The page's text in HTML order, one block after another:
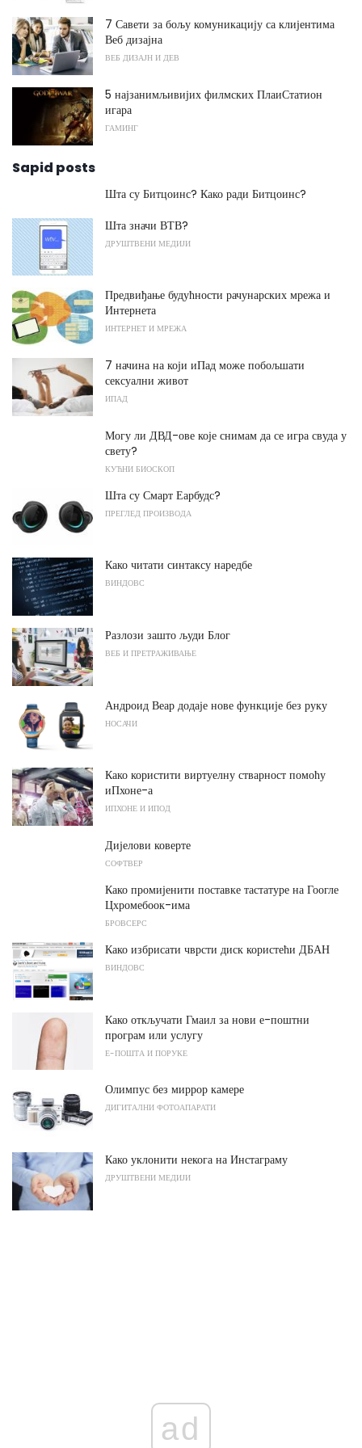
7 Савети за бољу комуникацију са клијентима
Веб дизајна
ВЕБ ДИЗАЈН И ДЕВ
5 најзанимљивијих филмских ПлаиСтатион
игара
ГАМИНГ
Sapid posts
Шта су Битцоинс? Како ради Битцоинс?
Шта значи ВТВ?
ДРУШТВЕНИ МЕДИЈИ
Предвиђање будућности рачунарских мрежа и
Интернета
ИНТЕРНЕТ И МРЕЖА
7 начина на који иПад може побољшати
сексуални живот
ИПАД
Могу ли ДВД-ове које снимам да се игра свуда у
свету?
КУЋНИ БИОСКОП
Шта су Смарт Еарбудс?
ПРЕГЛЕД ПРОИЗВОДА
Како читати синтаксу наредбе
ВИНДОВС
Разлози зашто људи Блог
ВЕБ И ПРЕТРАЖИВАЊЕ
Андроид Веар додаје нове функције без руку
НОСАЧИ
Како користити виртуелну стварност помоћу
иПхоне-а
ИПХОНЕ И ИПОД
Дијелови коверте
СОФТВЕР
Како промијенити поставке тастатуре на Гоогле
Цхромебоок-има
БРОВСЕРС
Како избрисати чврсти диск користећи ДБАН
ВИНДОВС
Како откључати Гмаил за нови е-поштни
програм или услугу
Е-ПОШТА И ПОРУКЕ
Олимпус без миррор камере
ДИГИТАЛНИ ФОТОАПАРАТИ
Како уклонити некога на Инстаграму
ДРУШТВЕНИ МЕДИЈИ
ad